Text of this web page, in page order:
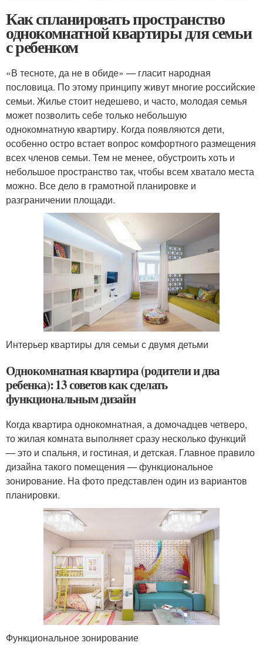
Как спланировать пространство
однокомнатной квартиры для семьи
с ребенком
«В тесноте, да не в обиде» — гласит народная
пословица. По этому принципу живут многие российские
семьи. Жилье стоит недешево, и часто, молодая семья
может позволить себе только небольшую
однокомнатную квартиру. Когда появляются дети,
особенно остро встает вопрос комфортного размещения
всех членов семьи. Тем не менее, обустроить хоть и
небольшое пространство так, чтобы всем хватало места
можно. Все дело в грамотной планировке и
разграничении площади.
Интерьер квартиры для семьи с двумя детьми
Однокомнатная квартира (родители и два
ребенка): 13 советов как сделать
функциональным дизайн
Когда квартира однокомнатная, а домочадцев четверо,
то жилая комната выполняет сразу несколько функций
— это и спальня, и гостиная, и детская. Главное правило
дизайна такого помещения — функциональное
зонирование. На фото представлен один из вариантов
планировки.
Функциональное зонирование